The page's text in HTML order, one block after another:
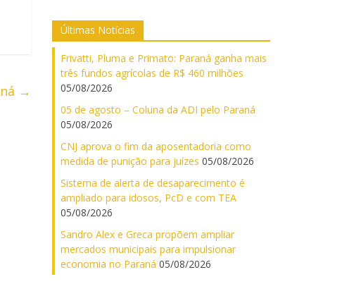
→
Últimas Notícias
Frivatti, Pluma e Primato: Paraná ganha mais
três fundos agrícolas de R$ 460 milhões
05/08/2026
05 de agosto – Coluna da ADI pelo Paraná
05/08/2026
CNJ aprova o fim da aposentadoria como
medida de punição para juízes 05/08/2026
Sistema de alerta de desaparecimento é
ampliado para idosos, PcD e com TEA
05/08/2026
Sandro Alex e Greca propõem ampliar
mercados municipais para impulsionar
economia no Paraná 05/08/2026